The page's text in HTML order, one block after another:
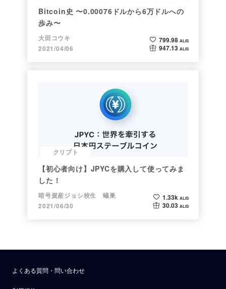
Bitcoin史 〜0.00076ドルから6万ドルへの
歩み〜
大田コウキ
2021/04/06
799.98 ALIS
947.13 ALIS
クリプト
【初心者向け】JPYCを購入して使ってみま
した！
暗号資産ジョシ校生 蟻巣
2021/06/30
1.33k ALIS
30.03 ALIS
よくある質問・問い合わせ